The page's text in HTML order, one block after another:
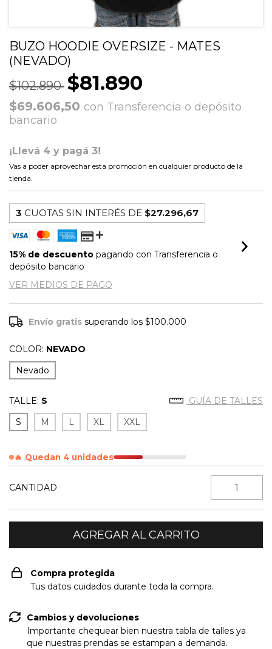
BUZO HOODIE OVERSIZE - MATES
(NEVADO)
$102.890 $81.890
$69.606,50 con Transferencia o depósito
bancario
¡Llevá 4 y pagá 3!
Vas a poder aprovechar esta promoción en cualquier producto de la
tienda.
3 CUOTAS SIN INTERÉS DE $27.296,67
15% de descuento pagando con Transferencia o
depósito bancario
VER MEDIOS DE PAGO
Envío gratis superando los$100.000
COLOR: NEVADO
Nevado
TALLE: S
GUÍA DE TALLES
S
M L XL XXL
🔥 Quedan 4 unidades
CANTIDAD
Compra protegida
Tus datos cuidados durante toda la compra.
Cambios y devoluciones
Importante chequear bien nuestra tabla de talles ya
que nuestras prendas se estampan a demanda.